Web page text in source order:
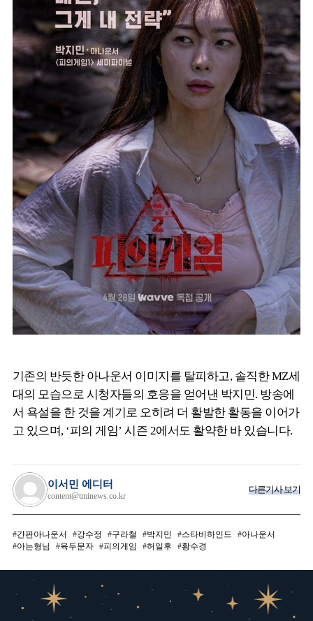
기존의 반듯한 아나운서 이미지를 탈피하고, 솔직한 MZ세
대의 모습으로 시청자들의 호응을 얻어낸 박지민. 방송에
서 욕설을 한 것을 계기로 오히려 더 활발한 활동을 이어가
고 있으며, ‘피의 게임’ 시즌 2에서도 활약한 바 있습니다.
이서민 에디터
content@tminews.co.kr
다른기사 보기
간판아나운서 강수정 구라철 박지민 스타비하인드
아나운서
아는형님
육두문자 피의게임 허일후 황수경